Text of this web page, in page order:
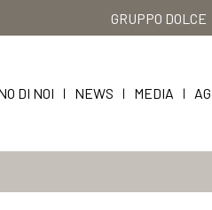
GRUPPO DOLCE
DI NOI | NEWS | MEDIA |